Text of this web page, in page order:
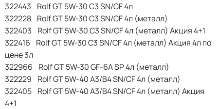
322443 Rolf GT 5W-30 C3 SN/CF 4л
322228 Rolf GT 5W-30 C3 SN/CF 4л (металл)
322403 Rolf GT 5W-30 C3 SN/CF 4л (металл) Акция 4+1
322416 Rolf GT 5W-30 C3 SN/CF 4л (металл) Акция 4л по
цене 3л
322966 Rolf GT 5W-30 GF-6A SP 4л (металл)
322229 Rolf GT 5W-40 A3/B4 SN/CF 4л (металл)
322405 Rolf GT 5W-40 A3/B4 SN/CF 4л (металл) Акция
4+1